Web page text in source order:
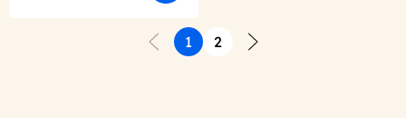
Précédent
1
2